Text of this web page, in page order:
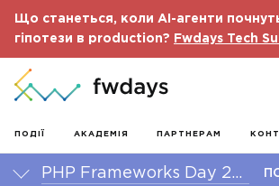
Що станеться, коли AI-агенти
гіпотези в production?
Fwdays Tech
ПОДІЇ АКАДЕМІЯ ПАРТНЕРАМ
PHP Frameworks Day 2016